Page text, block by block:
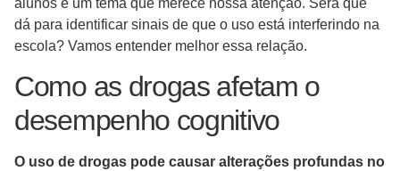
dá para identificar sinais de que o uso está interferindo na
escola? Vamos entender melhor essa relação.
Como as drogas afetam o
desempenho cognitivo
O uso de drogas pode causar alterações profundas no